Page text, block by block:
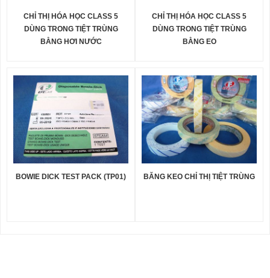
CHỈ THỊ HÓA HỌC CLASS 5
DÙNG TRONG TIỆT TRÙNG
BẰNG HƠI NƯỚC
CHỈ THỊ HÓA HỌC CLASS 5
DÙNG TRONG TIỆT TRÙNG
BẰNG EO
BOWIE DICK TEST PACK (TP01) BĂNG KEO CHỈ THỊ TIỆT TRÙNG